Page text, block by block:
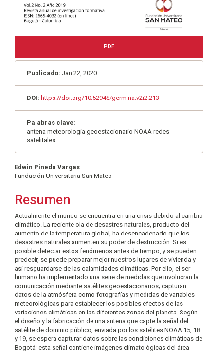
PDF
Publicado: Jan 22, 2020
DOI: https://doi.org/10.52948/germina.v2i2.213
Palabras clave:
antena meteorología geoestacionario NOAA redes
satelitales
Contenido
principal
del
artículo
Edwin Pineda Vargas
Fundación Universitaria San Mateo
Resumen
Actualmente el mundo se encuentra en una crisis debido al cambio
climático. La reciente ola de desastres naturales, producto del
aumento de la temperatura global, ha desencadenado que los
desastres naturales aumenten su poder de destrucción. Si es
posible detectar estos fenómenos antes de tiempo, y se pueden
predecir, se puede preparar mejor nuestros lugares de vivienda y
así resguardarse de las calamidades climáticas. Por ello, el ser
humano ha implementado una serie de medidas que involucran la
comunicación mediante satélites geoestacionarios; capturan
datos de la atmósfera como fotografías y medidas de variables
meteorológicas para establecer los posibles efectos de las
variaciones climáticas en las diferentes zonas del planeta. Según
el diseño y la fabricación de una antena que capte la señal del
satélite de dominio público, enviada por los satélites NOAA 15, 18
y 19, se espera capturar datos sobre las condiciones climáticas de
Bogotá; esta señal contiene imágenes climatológicas del área